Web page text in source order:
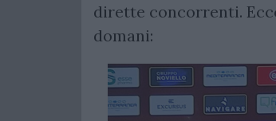
dirette concorrenti.
domani: